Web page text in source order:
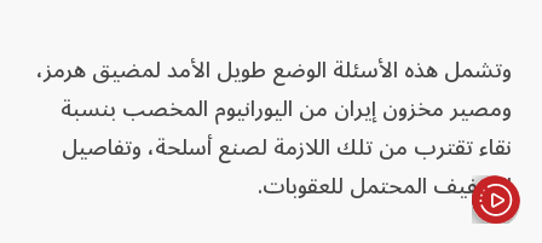
وتشمل هذه الأسئلة الوضع طويل الأمد لمضيق هرمز،
ومصير مخزون إيران من اليورانيوم المخصب بنسبة
نقاء تقترب من تلك اللازمة لصنع أسلحة، وتفاصيل
التخفيف المحتمل للعقوبات.